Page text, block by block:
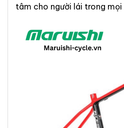
tâm cho người lái trong mọi